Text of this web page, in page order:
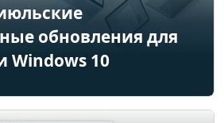
обновления для
Windows 10